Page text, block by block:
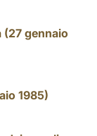
gennaio
1985)